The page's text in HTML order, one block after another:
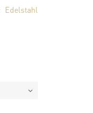
Edelstahl